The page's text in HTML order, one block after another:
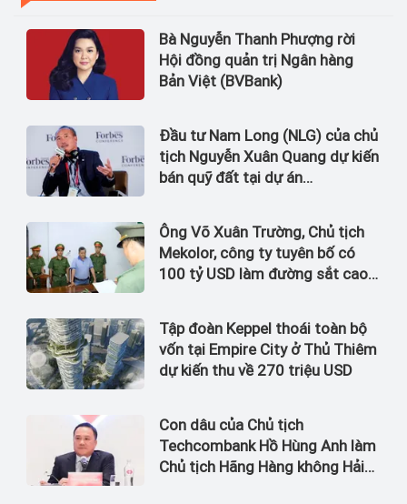
Bà Nguyễn Thanh Phượng rời
Hội đồng quản trị Ngân hàng
Bản Việt (BVBank)
Đầu tư Nam Long (NLG) của chủ
tịch Nguyễn Xuân Quang dự kiến
bán quỹ đất tại dự án
Ông Võ Xuân Trường, Chủ tịch
Mekolor, công ty tuyên bố có
100 tỷ USD làm đường sắt cao
Tập đoàn Keppel thoái toàn bộ
vốn tại Empire City ở Thủ Thiêm
dự kiến thu về 270 triệu USD
Con dâu của Chủ tịch
Techcombank Hồ Hùng Anh làm
Chủ tịch Hãng Hàng không Hải